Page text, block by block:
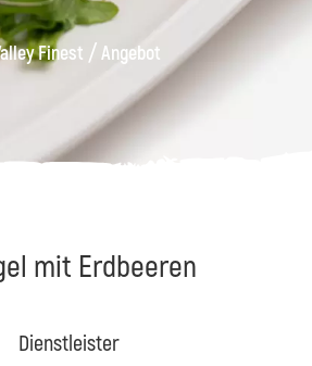
Finest /Angebot
Wanderwege
Museum
von
Kobarid
mit Erdbeeren
Dienstleister